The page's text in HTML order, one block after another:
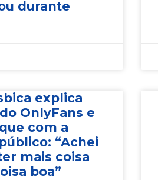
durante
explica
OnlyFans e
com a
“Achei
mais coisa
boa”